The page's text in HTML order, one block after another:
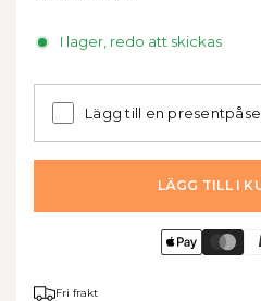
I lager, redo att skickas
Lägg till en presentpåse
LÄGG TILL I
Fri frakt